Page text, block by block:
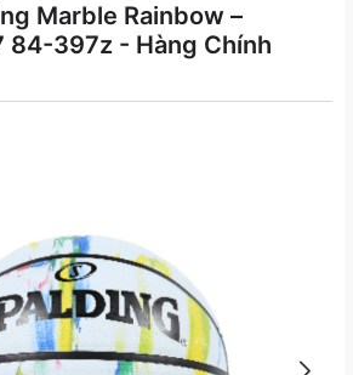
Marble Rainbow –
84-397z - Hàng Chính